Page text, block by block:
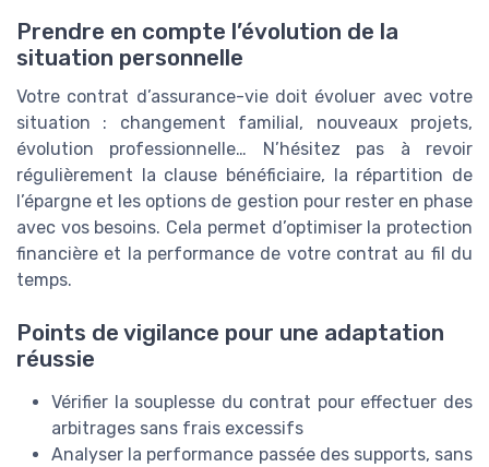
Prendre en compte l’évolution de la
situation personnelle
Votre contrat d’assurance-vie doit évoluer avec votre
situation : changement familial, nouveaux projets,
évolution professionnelle… N’hésitez pas à revoir
régulièrement la clause bénéficiaire, la répartition de
l’épargne et les options de gestion pour rester en phase
avec vos besoins. Cela permet d’optimiser la protection
financière et la performance de votre contrat au fil du
temps.
Points de vigilance pour une adaptation
réussie
Vérifier la souplesse du contrat pour effectuer des
arbitrages sans frais excessifs
Analyser la performance passée des supports, sans